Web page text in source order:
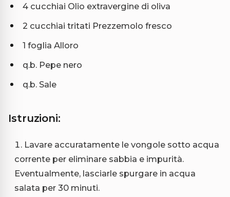
4 cucchiai Olio extravergine di oliva
2 cucchiai tritati Prezzemolo fresco
1 foglia Alloro
q.b. Pepe nero
q.b. Sale
Istruzioni:
Lavare accuratamente le vongole sotto acqua
corrente per eliminare sabbia e impurità.
Eventualmente, lasciarle spurgare in acqua
salata per 30 minuti.